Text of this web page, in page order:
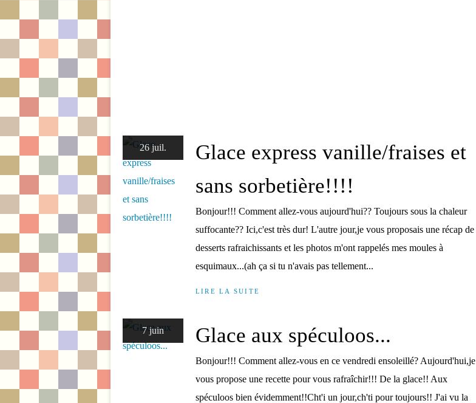
26 juil.
Glace express vanille/fraises et
sans sorbetière!!!!
Bonjour!!! Comment allez-vous aujourd'hui?? Toujours sous la chaleur
suffocante?? Ici,c'est très dur! L'autre jour,je vous proposais une récap de
desserts rafraichissants et les photos m'ont rappelés mes moules à
esquimaux...(ah ça si tu n'avais pas tellement...
LIRE LA SUITE
7 juin Glace aux spéculoos...
Bonjour!!! Comment allez-vous en ce vendredi ensoleillé? Aujourd'hui,je
vous propose une recette pour vous rafraîchir!!! De la glace!! Aux
spéculoos bien évidemment!!Cht'i un jour,ch'ti pour toujours!! J'ai vu la